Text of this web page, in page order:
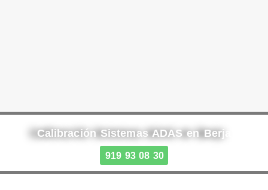
Calibración Sistemas ADAS en Berja
919 93 08 30